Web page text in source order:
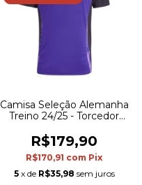
Camisa Seleção Alemanha
Treino 24/25 - Torcedor
roxa
R$179,90
R$170,91 com Pix
5 x de R$35,98 sem juros